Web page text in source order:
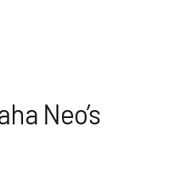
Neo’s